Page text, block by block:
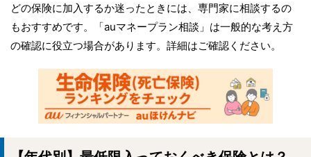
どの保険に加入するか迷ったときには、専門家に相談するの
もおすすめです。「auマネープラン相談」は一般的な考え方
の確認に役立つ場合があります。詳細はご確認ください。